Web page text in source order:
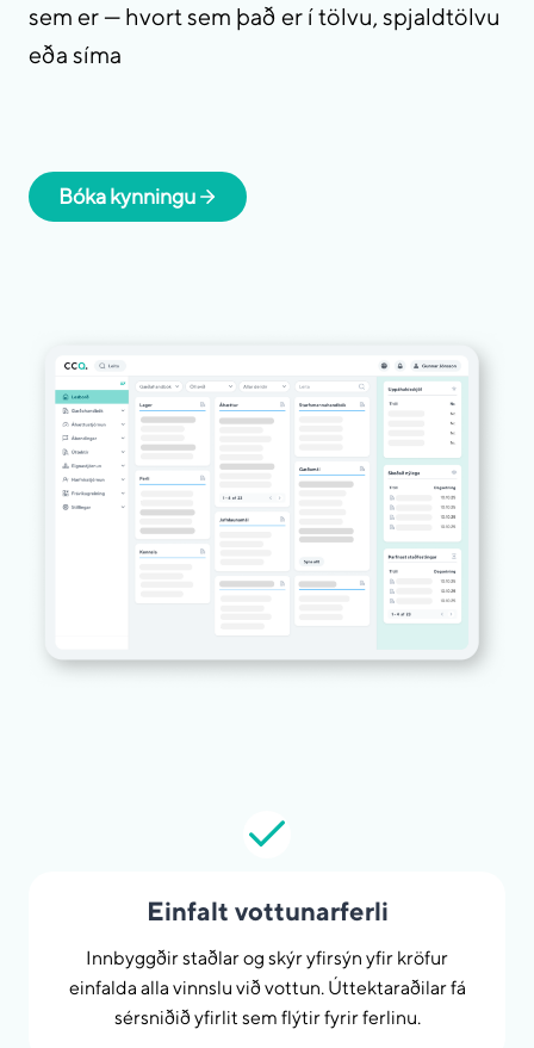
sem er — hvort sem það er í tölvu, spjaldtölvu
eða síma
Bóka kynningu
Einfalt vottunarferli
Innbyggðir staðlar og skýr yfirsýn yfir kröfur
einfalda alla vinnslu við vottun. Úttektaraðilar fá
sérsniðið yfirlit sem flýtir fyrir ferlinu.